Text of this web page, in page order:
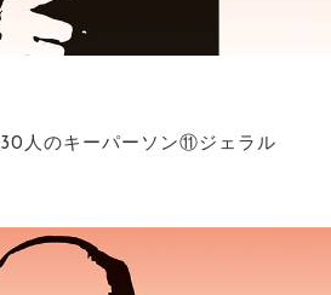
人のキーパーソン⑪ジェラル